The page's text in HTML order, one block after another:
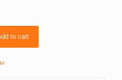
to cart